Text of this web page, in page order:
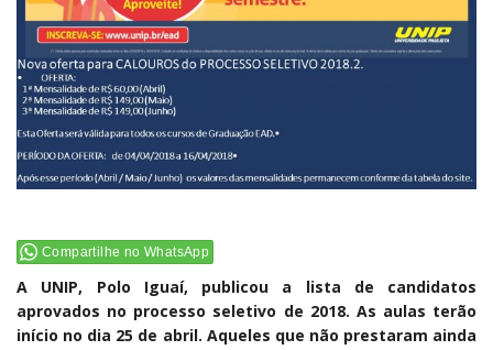
Compartilhe no WhatsApp
A UNIP, Polo Iguaí, publicou a lista de candidatos
aprovados no processo seletivo de 2018. As aulas terão
início no dia 25 de abril. Aqueles que não prestaram ainda